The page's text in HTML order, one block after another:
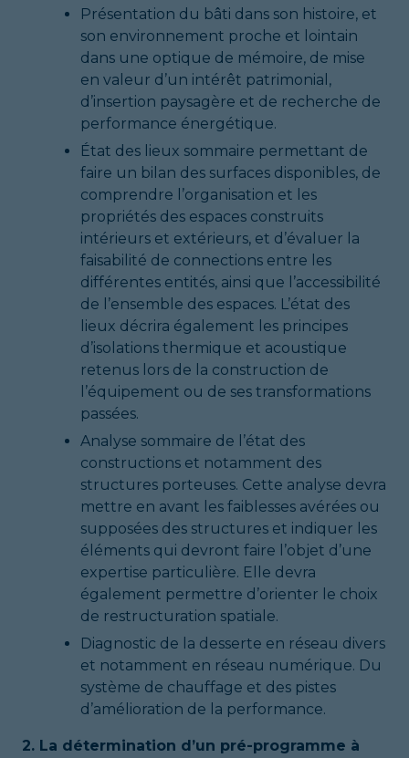
Présentation du bâti dans son histoire, et
son environnement proche et lointain
dans une optique de mémoire, de mise
en valeur d’un intérêt patrimonial,
d’insertion paysagère et de recherche de
performance énergétique.
État des lieux sommaire permettant de
faire un bilan des surfaces disponibles, de
comprendre l’organisation et les
propriétés des espaces construits
intérieurs et extérieurs, et d’évaluer la
faisabilité de connections entre les
différentes entités, ainsi que l’accessibilité
de l’ensemble des espaces. L’état des
lieux décrira également les principes
d’isolations thermique et acoustique
retenus lors de la construction de
l’équipement ou de ses transformations
passées.
Analyse sommaire de l’état des
constructions et notamment des
structures porteuses. Cette analyse devra
mettre en avant les faiblesses avérées ou
supposées des structures et indiquer les
éléments qui devront faire l’objet d’une
expertise particulière. Elle devra
également permettre d’orienter le choix
de restructuration spatiale.
Diagnostic de la desserte en réseau divers
et notamment en réseau numérique. Du
système de chauffage et des pistes
d’amélioration de la performance.
2. La détermination d’un pré-programme à